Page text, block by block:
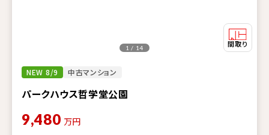
NEW 8/9 中古マンション
パークハウス哲学堂公園
1 / 14
9,480 万円